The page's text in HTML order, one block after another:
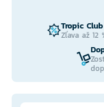
Tropic Club
Zľava až 12